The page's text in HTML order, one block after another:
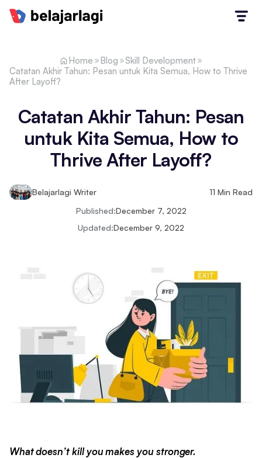
Home Blog
Skill Development
Catatan Akhir Tahun: Pesan untuk Kita Semua, How to Thrive
After Layoff?
Catatan Akhir Tahun: Pesan
untuk Kita Semua, How to
Thrive After Layoff?
Belajarlagi Writer 11 Min Read
Published:December 7, 2022
Updated:December 9, 2022
What doesn’t kill you makes you stronger.